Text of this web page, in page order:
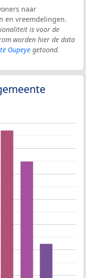
naar
en vreemdelingen.
is voor de
worden hier de data
Oupeye getoond.